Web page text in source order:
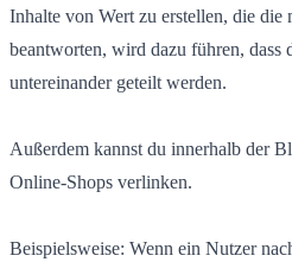
Inhalte von Wert zu erstellen, die die
beantworten, wird dazu führen, dass
untereinander geteilt werden.
Außerdem kannst du innerhalb der
Online-Shops verlinken.
Beispielsweise: Wenn ein Nutzer